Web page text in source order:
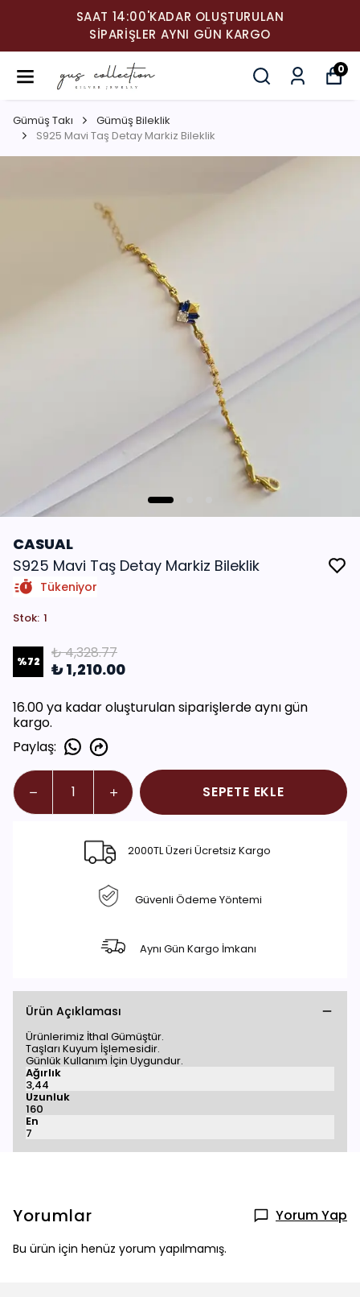
SAAT 14:00'KADAR OLUŞTURULAN
SIPARIŞLER AYNI GÜN KARGO
0
Gümüş Takı
Gümüş Bileklik
S925 Mavi Taş Detay Markiz Bileklik
CASUAL
S925 Mavi Taş Detay Markiz Bileklik
Tükeniyor
Stok: 1
%72 ₺ 4,328.77
₺ 1,210.00
16.00 ya kadar oluşturulan siparişlerde aynı gün
kargo.
Paylaş:
SEPETE EKLE
2000TL Üzeri Ücretsiz Kargo
Güvenli Ödeme Yöntemi
Aynı Gün Kargo İmkanı
Ürün Açıklaması
Ürünlerimiz İthal Gümüştür.
Taşları Kuyum İşlemesidir.
Günlük Kullanım İçin Uygundur.
Ağırlık
3,44
Uzunluk
160
En
7
Yorumlar Yorum Yap
Bu ürün için henüz yorum yapılmamış.